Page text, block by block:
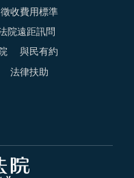
徵收費用標準
院遠距訊問
與民有約
法律扶助